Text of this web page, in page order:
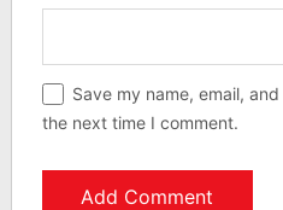
Save my name, email,
the next time I comment.